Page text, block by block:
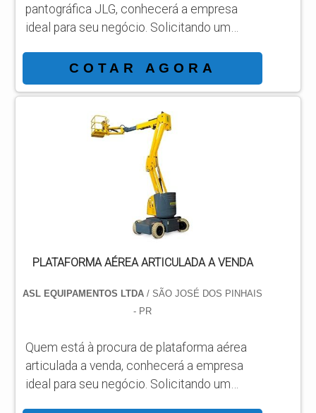
pantográfica JLG, conhecerá a empresa
ideal para seu negócio. Solicitando um
e achando a líder em qualidade. Quando a
busca é por plataforma aérea pantográfica
JLG, com os melhores profissionais da ASL
Equipamentos encontrará precisão com
qualidade e rapidez no atendimento.
DETALHES SOBRE PLATAFORMA AÉREA
COTAR AGORA
PLATAFORMA AÉREA ARTICULADA A VENDA
ASL EQUIPAMENTOS LTDA/ SÃO JOSÉ DOS PINHAIS
- PR
Quem está à procura de plataforma aérea
articulada a venda, conhecerá a empresa
ideal para seu negócio. Solicitando um